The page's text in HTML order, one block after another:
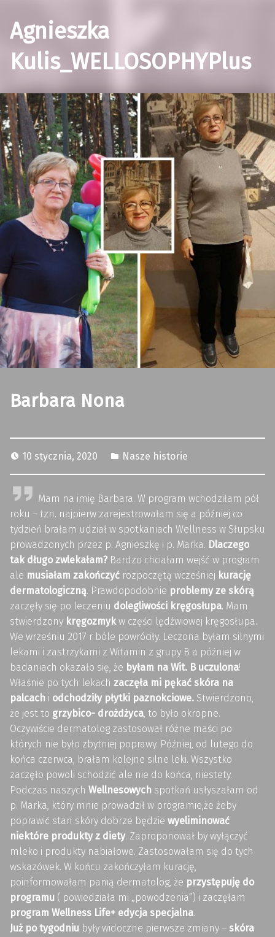
Agnieszka
Kulis_WELLOSOPHYPlus
Barbara Nona
10 stycznia, 2020 Nasze historie
Mam na imię Barbara. W program wchodziłam pół
roku – tzn. najpierw zarejestrowałam się a później co
tydzień brałam udział w spotkaniach Wellness w Słupsku
prowadzonych przez p. Agnieszkę i p. Marka. Dlaczego
tak długo zwlekałam? Bardzo chciałam wejść w program
ale musiałam zakończyć rozpoczętą wcześniej kurację
dermatologiczną. Prawdopodobnie problemy ze skórą
zaczęły się po leczeniu dolegliwości kręgosłupa. Mam
stwierdzony kręgozmykw części lędźwiowej kręgosłupa.
We wrześniu 2017 r bóle powróciły. Leczona byłam silnymi
lekami i zastrzykami z Witamin z grupy B a później w
badaniach okazało się, że byłam na Wit. B uczulona!
Właśnie po tych lekach zaczęła mi pękać skóra na
palcach i odchodziły płytki paznokciowe. Stwierdzono,
że jest to grzybico- drożdżyca, to było okropne.
Oczywiście dermatolog zastosował różne maści po
których nie było zbytniej poprawy. Później, od lutego do
końca czerwca, brałam kolejne silne leki. Wszystko
zaczęło powoli schodzić ale nie do końca, niestety.
Podczas naszych Wellnesowych spotkań usłyszałam od
p. Marka, który mnie prowadził w programie,że żeby
poprawić stan skóry dobrze będzie wyeliminować
niektóre produkty z diety. Zaproponował by wyłączyć
mleko i produkty nabiałowe. Zastosowałam się do tych
wskazówek. W końcu zakończyłam kurację,
poinformowałam panią dermatolog, że przystępuję do
programu ( powiedziała mi „powodzenia”) i zaczęłam
program Wellness Life+ edycja specjalna.
Już po tygodniu były widoczne pierwsze zmiany – skóra